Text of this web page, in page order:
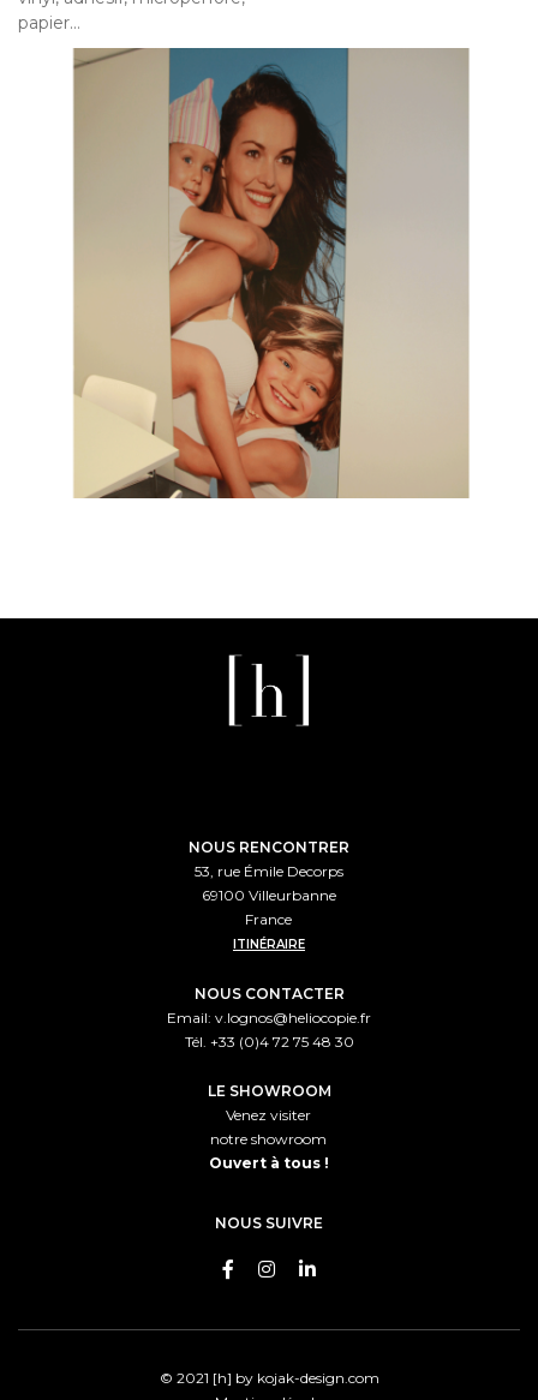
papier…
NOUS RENCONTRER
53, rue Émile Decorps
69100 Villeurbanne
France
ITINÉRAIRE
NOUS CONTACTER
Email: v.lognos@heliocopie.fr
Tél. +33 (0)4 72 75 48 30
LE SHOWROOM
Venez visiter
notre showroom
Ouvert à tous !
NOUS SUIVRE
© 2021 [h] by kojak-design.com